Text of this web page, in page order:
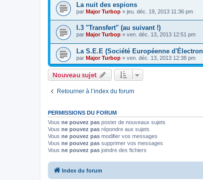
La nuit des espions
par Major Turbop » jeu. déc. 19, 2013 11:36 pm
I.3 "Transfert" (au suivant !)
par Major Turbop » ven. déc. 13, 2013 12:51 pm
La S.E.E (Société Européenne
par Major Turbop » ven. déc. 13, 2013 12:38 pm
Nouveau sujet
Retourner à l’index du forum
PERMISSIONS DU FORUM
Vous ne pouvez pas poster de nouveaux sujets
Vous ne pouvez pas répondre aux sujets
Vous ne pouvez pas modifier vos messages
Vous ne pouvez pas supprimer vos messages
Vous ne pouvez pas joindre des fichiers
Index du forum